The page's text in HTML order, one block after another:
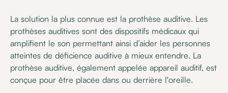
La solution la plus connue est la prothèse auditive. Les
prothèses auditives sont des dispositifs médicaux qui
amplifient le son permettant ainsi d’aider les personnes
atteintes de déficience auditive à mieux entendre. La
prothèse auditive, également appelée appareil auditif, est
conçue pour être placée dans ou derrière l'oreille.